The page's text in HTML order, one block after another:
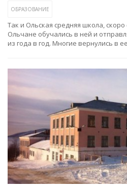
ОБРАЗОВАНИЕ
Так и Ольская средняя школа, скоро
Ольчане обучались в ней и
из года в год. Многие вернулись в